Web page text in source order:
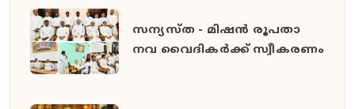
സന്യസ്ത - മിഷൻ രൂപതാ
നവ വൈദികർക്ക് സ്വീകരണം